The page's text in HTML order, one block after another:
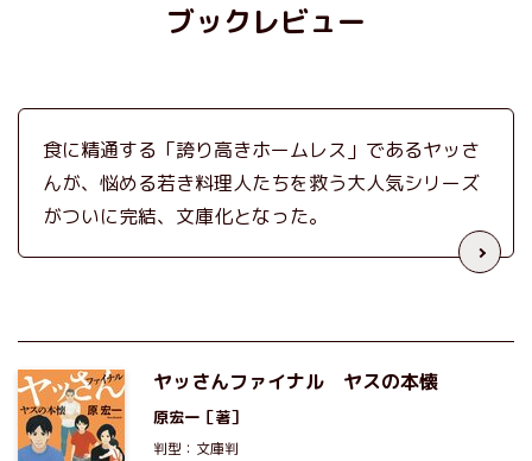
ブックレビュー
食に精通する「誇り高きホームレス」であるヤッさ
んが、悩める若き料理人たちを救う大人気シリーズ
がついに完結、文庫化となった。
ヤッさんファイナル ヤスの本懐
原宏一 ［著］
判型：文庫判